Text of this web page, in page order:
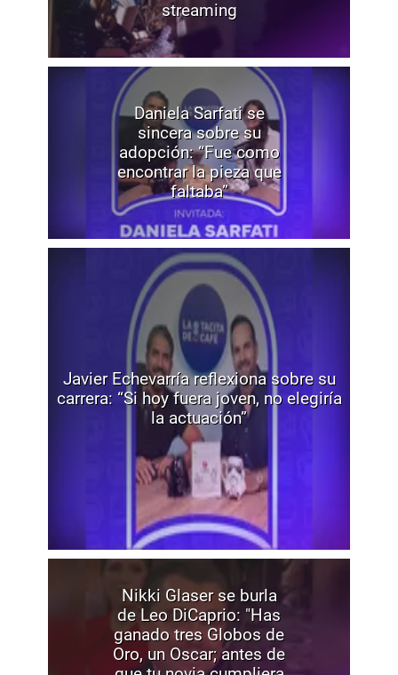
streaming
Daniela Sarfati se
sincera sobre su
adopción: “Fue como
encontrar la pieza que
faltaba”
Javier Echevarría reflexiona sobre su
carrera: “Si hoy fuera joven, no elegiría
la actuación”
Nikki Glaser se burla
de Leo DiCaprio: "Has
ganado tres Globos de
Oro, un Oscar; antes de